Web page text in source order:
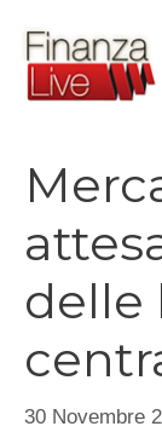
contenuto
delle
30 Novembre